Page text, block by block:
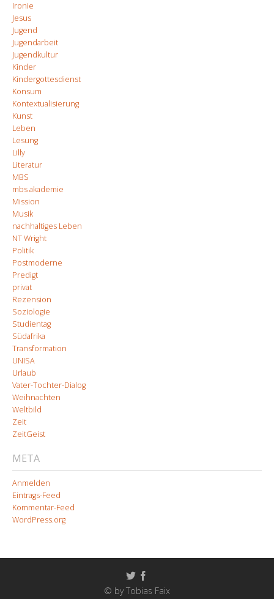
Ironie
Jesus
Jugend
Jugendarbeit
Jugendkultur
Kinder
Kindergottesdienst
Konsum
Kontextualisierung
Kunst
Leben
Lesung
Lilly
Literatur
MBS
mbs akademie
Mission
Musik
nachhaltiges Leben
NT Wright
Politik
Postmoderne
Predigt
privat
Rezension
Soziologie
Studientag
Südafrika
Transformation
UNISA
Urlaub
Vater-Tochter-Dialog
Weihnachten
Weltbild
Zeit
ZeitGeist
META
Anmelden
Eintrags-Feed
Kommentar-Feed
WordPress.org
© by Tobias Faix